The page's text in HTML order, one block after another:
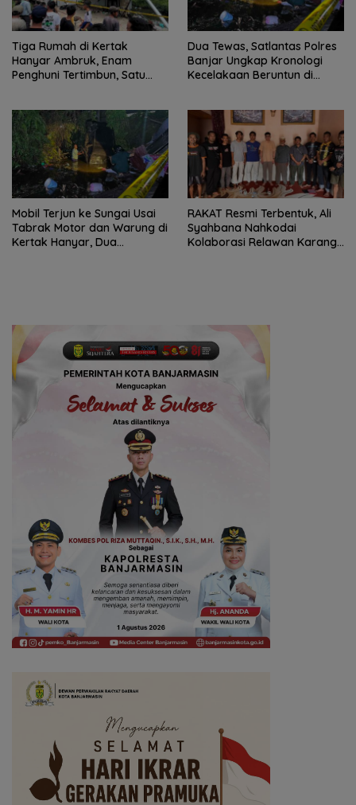
Tiga Rumah di Kertak
Hanyar Ambruk, Enam
Penghuni Tertimbun, Satu
Dua Tewas, Satlantas Polres
Banjar Ungkap Kronologi
Kecelakaan Beruntun di
Mobil Terjun ke Sungai Usai
Tabrak Motor dan Warung di
Kertak Hanyar, Dua
RAKAT Resmi Terbentuk, Ali
Syahbana Nahkodai
Kolaborasi Relawan Karang